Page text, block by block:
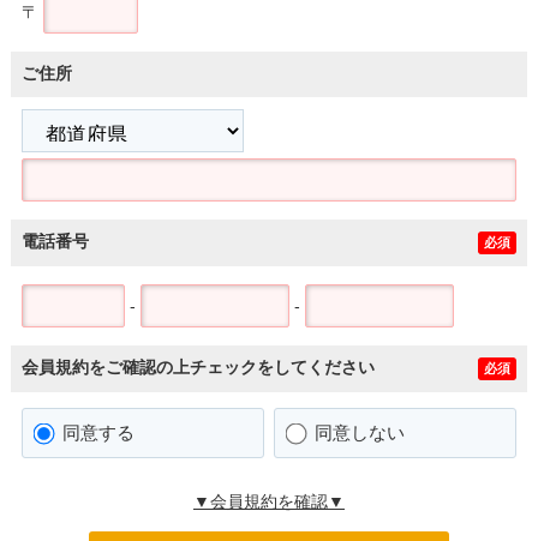
〒
ご住所
電話番号 必須
- -
会員規約をご確認の上チェックをしてください 必須
同意する 同意しない
▼会員規約を確認▼